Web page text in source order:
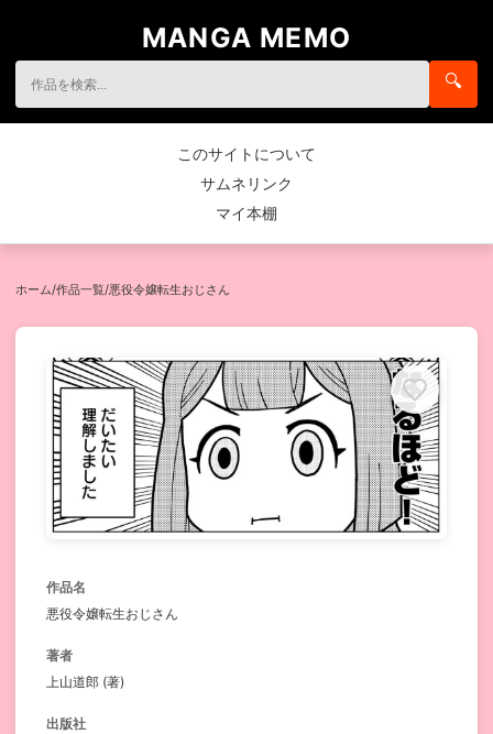
MANGA MEMO
🔍
このサイトについて
サムネリンク
マイ本棚
ホーム/作品一覧/悪役令嬢転生おじさん
作品名
悪役令嬢転生おじさん
著者
上山道郎 (著)
出版社